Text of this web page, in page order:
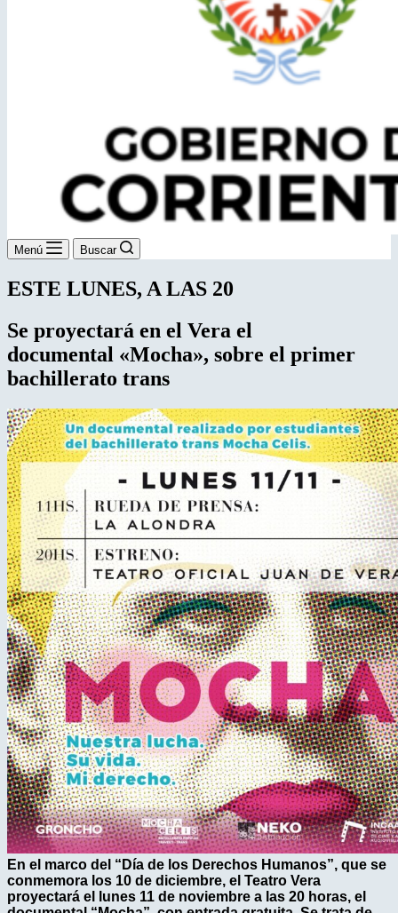
Menú Buscar
ESTE LUNES, A LAS 20
Se proyectará en el Vera el
documental «Mocha», sobre el primer
bachillerato trans
En el marco del “Día de los Derechos Humanos”, que se
conmemora los 10 de diciembre, el Teatro Vera
proyectará el lunes 11 de noviembre a las 20 horas, el